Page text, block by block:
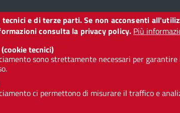
31 Luglio ore 21.00
Teatro
Spettacolo per bambini “L'isola che non c'è”
Di e con Letizia Sacco, musica e
Collegamento
a
Whatsapp
e di terze parti. Se non acconsenti
consulta la privacy policy. Più
tecnici)
sono strettamente necessari per
ci permettono di misurare il traffico e